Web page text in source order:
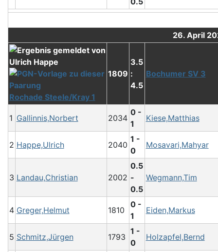
26. April
Rochade Steele/Kray 1
1809
3.5
:
4.5
Bochumer SV 3
1 Gallinnis,Norbert 2034
0 -
1
Kiese,Matthias
2 Happe,Ulrich 2040
1 -
0
Mosavari,Mahyar
3 Landau,Christian 2002
0.5
-
0.5
Wegmann,Tim
4 Greger,Helmut 1810
0 -
1
Eiden,Markus
5 Schmitz,Jürgen 1793
1 -
0
Holzapfel,Bernd